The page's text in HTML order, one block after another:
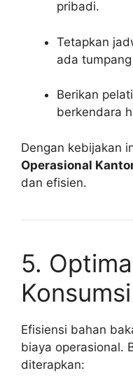
pribadi.
Tetapkan
ada
Berikan
berkendara
Dengan kebijakan
Operasional
dan efisien.
5.
Efisiensi bahan
biaya operasional.
diterapkan: